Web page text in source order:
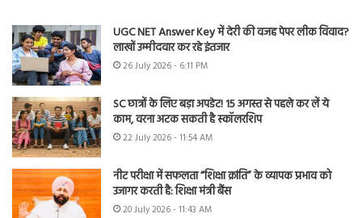
UGC NET Answer Key में देरी की वजह पेपर लीक विवाद?
लाखों उम्मीदवार कर रहे इंतजार
26 July 2026 - 6:11 PM
SC छात्रों के लिए बड़ा अपडेट! 15 अगस्त से पहले कर लें ये
काम, वरना अटक सकती है स्कॉलरशिप
22 July 2026 - 11:54 AM
नीट परीक्षा में सफलता “शिक्षा क्रांति” के व्यापक प्रभाव को
उजागर करती है: शिक्षा मंत्री बैंस
20 July 2026 - 11:43 AM